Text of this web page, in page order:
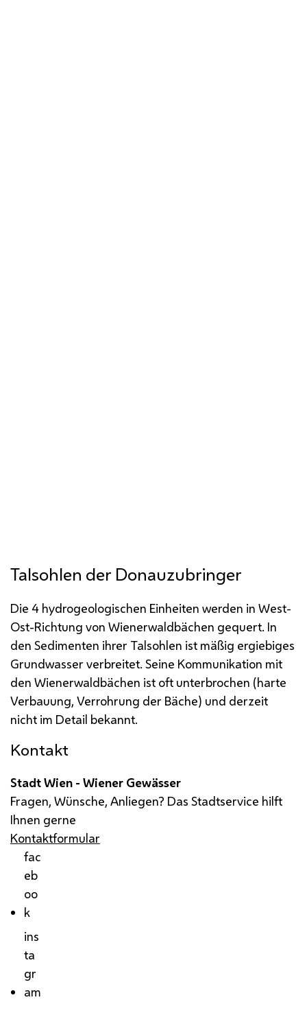
Talsohlen der Donauzubringer
Die 4 hydrogeologischen Einheiten werden in West-
Ost-Richtung von Wienerwaldbächen gequert. In
den Sedimenten ihrer Talsohlen ist mäßig ergiebiges
Grundwasser verbreitet. Seine Kommunikation mit
den Wienerwaldbächen ist oft unterbrochen (harte
Verbauung, Verrohrung der Bäche) und derzeit
nicht im Detail bekannt.
Kontakt
Stadt Wien - Wiener Gewässer
Fragen, Wünsche, Anliegen? Das Stadtservice hilft
Ihnen gerne
Kontaktformular
fac
eb
oo
k
ins
ta
gr
am